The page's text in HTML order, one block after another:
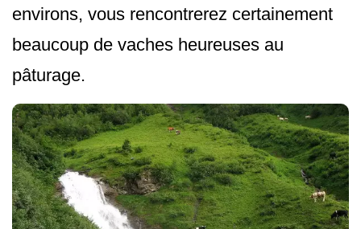
environs, vous rencontrerez certainement
beaucoup de vaches heureuses au
pâturage.